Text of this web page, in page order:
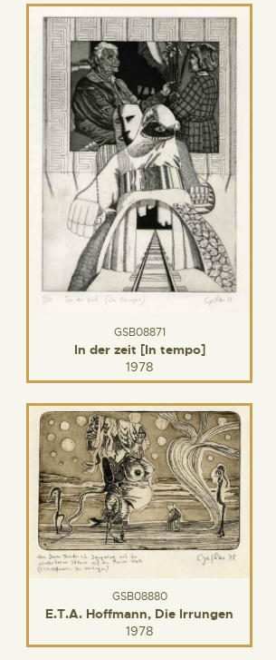
GSB08871
In der zeit [In tempo]
1978
GSB08880
E.T.A. Hoffmann, Die Irrungen
1978